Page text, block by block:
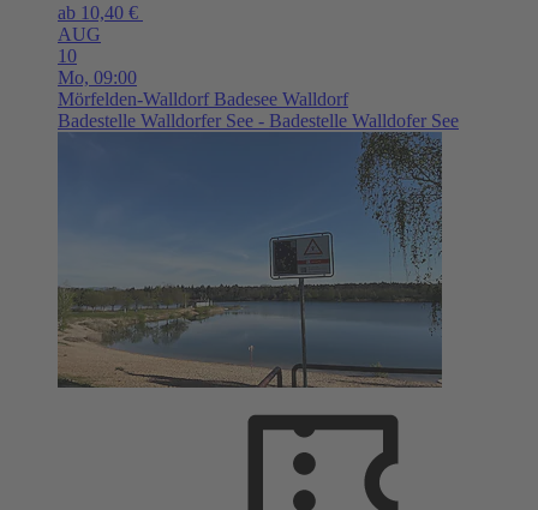
ab 10,40 €
AUG
10
Mo, 09:00
Mörfelden-Walldorf Badesee Walldorf
Badestelle Walldorfer See - Badestelle Walldofer See